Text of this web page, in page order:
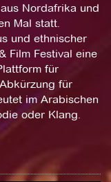
Nordafrika und
Mal statt.
und ethnischer
Film Festival eine
für
für
im Arabischen
oder Klang.